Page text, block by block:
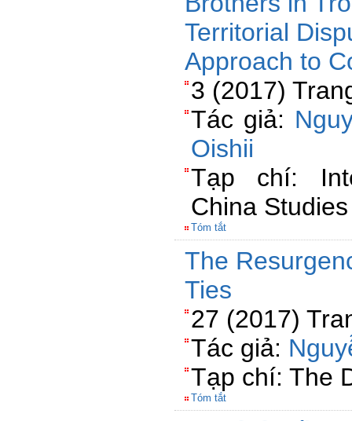
Territorial
Approach to
3 (2017)
Tác giả:
Oishii
Tạp chí:
China Studies
Tóm tắt
The
Ties
27 (2017)
Tác giả:
Tạp chí: The
Tóm tắt